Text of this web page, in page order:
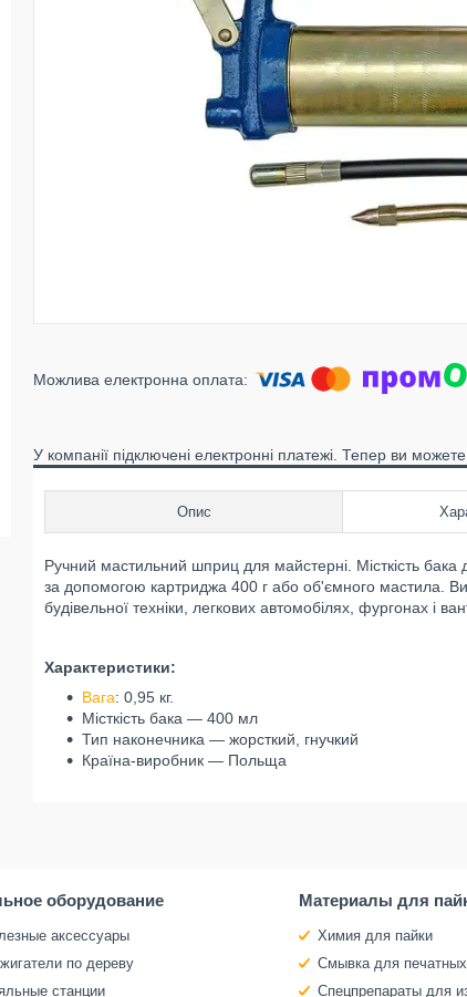
У компанії підключені електронні платежі. Тепер ви
Опис
Ручний мастильний шприц для майстерні. Місткість
за допомогою картриджа 400 г або об'ємного мастила.
будівельної техніки, легкових автомобілях, фургонах і
Характеристики:
Вага: 0,95 кг.
Місткість бака — 400 мл
Тип наконечника — жорсткий, гнучкий
Країна-виробник — Польща
оборудование
аксессуары
по дереву
станции
Материалы для
Химия для пайки
Смывка для
Спецпрепараты для